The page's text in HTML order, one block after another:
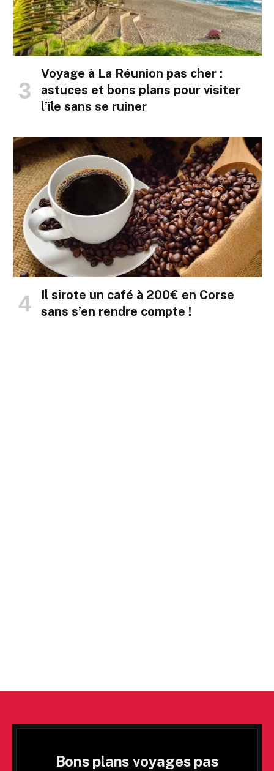
Voyage à La Réunion pas cher :
astuces et bons plans pour visiter
l’île sans se ruiner
Il sirote un café à 200€ en Corse
sans s’en rendre compte !
Bons plans voyages pas